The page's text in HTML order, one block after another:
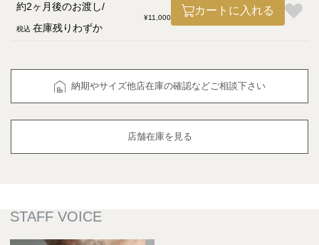
約2ヶ月後のお渡し
¥11,000
税込 在庫残りわずか
カートに入れる
納期やサイズ他店在庫の確認などご相談下さい
店舗在庫を見る